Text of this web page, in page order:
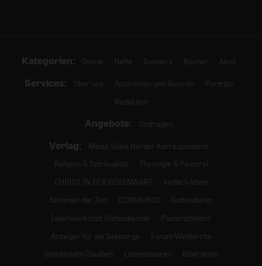
Kategorien: Online Hefte Dossiers Bücher Abos
Services: Über uns Autorinnen und Autoren
Porträts
Redaktion
Angebote: Umfragen
Verlag:
Media Sales Herder Korrespondenz
Religion & Spiritualität
Theologie & Pastoral
CHRIST IN DER GEGENWART
einfach leben
Stimmen der Zeit
COMMUNIO
Gottesdienst
Ideenwerkstatt Gottesdienste
Pastoralblätter
Anzeiger für die Seelsorge
Forum Weltkirche
Gemeinsam Glauben
Lebensspuren
Bibel lesen